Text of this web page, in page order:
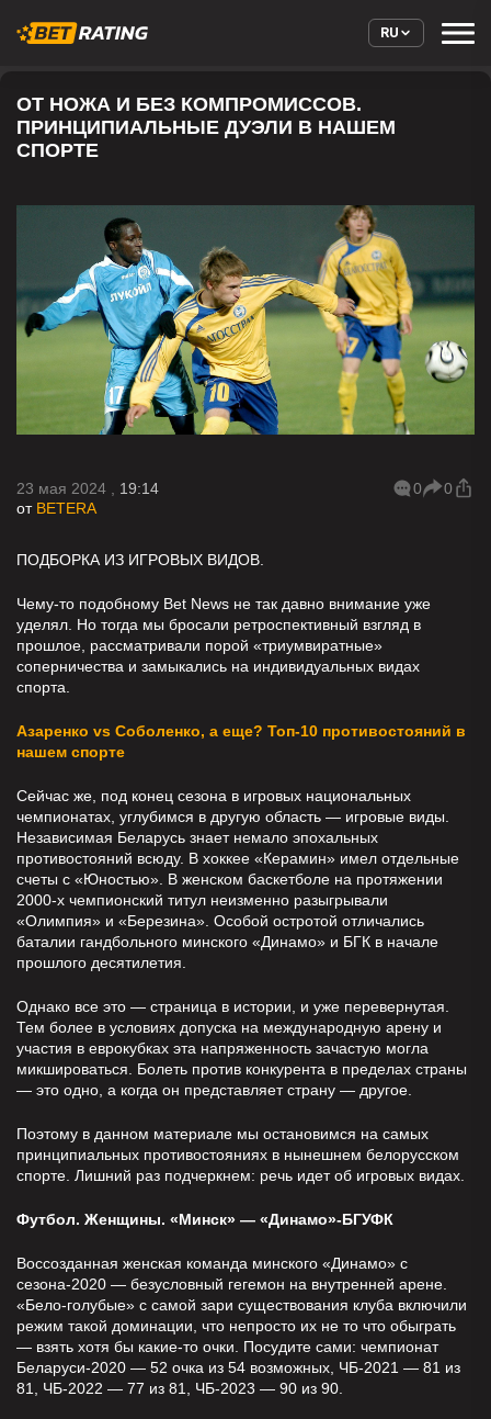
RU
ОТ НОЖА И БЕЗ КОМПРОМИССОВ.
ПРИНЦИПИАЛЬНЫЕ ДУЭЛИ В НАШЕМ
СПОРТЕ
23 мая 2024 , 19:14 0
0
от BETERA
ПОДБОРКА ИЗ ИГРОВЫХ ВИДОВ.
Чему-то подобному Bet News не так давно внимание уже
уделял. Но тогда мы бросали ретроспективный взгляд в
прошлое, рассматривали порой «триумвиратные»
соперничества и замыкались на индивидуальных видах
спорта.
Азаренко vs Соболенко, а еще? Топ-10 противостояний в
нашем спорте
Сейчас же, под конец сезона в игровых национальных
чемпионатах, углубимся в другую область — игровые виды.
Независимая Беларусь знает немало эпохальных
противостояний всюду. В хоккее «Керамин» имел отдельные
счеты с «Юностью». В женском баскетболе на протяжении
2000-х чемпионский титул неизменно разыгрывали
«Олимпия» и «Березина». Особой остротой отличались
баталии гандбольного минского «Динамо» и БГК в начале
прошлого десятилетия.
Однако все это — страница в истории, и уже перевернутая.
Тем более в условиях допуска на международную арену и
участия в еврокубках эта напряженность зачастую могла
микшироваться. Болеть против конкурента в пределах страны
— это одно, а когда он представляет страну — другое.
Поэтому в данном материале мы остановимся на самых
принципиальных противостояниях в нынешнем белорусском
спорте. Лишний раз подчеркнем: речь идет об игровых видах.
Футбол. Женщины. «Минск» — «Динамо»-БГУФК
Воссозданная женская команда минского «Динамо» с
сезона-2020 — безусловный гегемон на внутренней арене.
«Бело-голубые» с самой зари существования клуба включили
режим такой доминации, что непросто их не то что обыграть
— взять хотя бы какие-то очки. Посудите сами: чемпионат
Беларуси-2020 — 52 очка из 54 возможных, ЧБ-2021 — 81 из
81, ЧБ-2022 — 77 из 81, ЧБ-2023 — 90 из 90.